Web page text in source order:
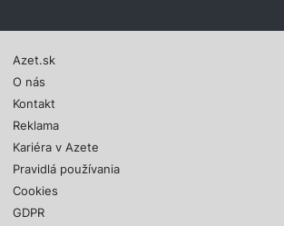
Azet.sk
O nás
Kontakt
Reklama
Kariéra v Azete
Pravidlá používania
Cookies
GDPR